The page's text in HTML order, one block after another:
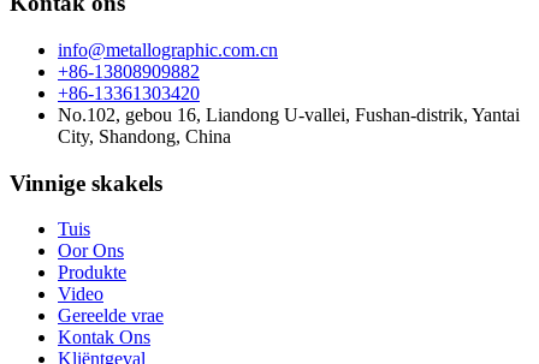
info@metallographic.com.cn
+86-13808909882
+86-13361303420
No.102, gebou 16, Liandong U-vallei, Fushan-distrik, Yantai
City, Shandong, China
Vinnige skakels
Tuis
Oor Ons
Produkte
Video
Gereelde vrae
Kontak Ons
Kliëntgeval